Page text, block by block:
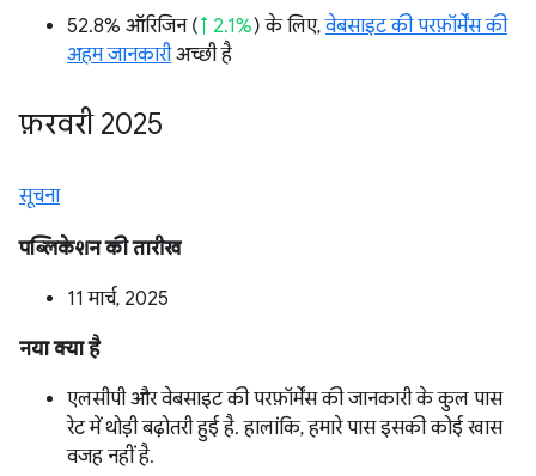
52.8% ऑरिजिन (↑ 2.1%) के लिए,वेबसाइट की परफ़ॉर्मेंस की
अहम जानकारीअच्छी है
फ़रवरी 2025
सूचना
पब्लिकेशन की तारीख
11 मार्च, 2025
नया क्या है
एलसीपी और वेबसाइट की परफ़ॉर्मेंस की जानकारी के कुल पास
रेट में थोड़ी बढ़ोतरी हुई है. हालांकि, हमारे पास इसकी कोई खास
वजह नहीं है.